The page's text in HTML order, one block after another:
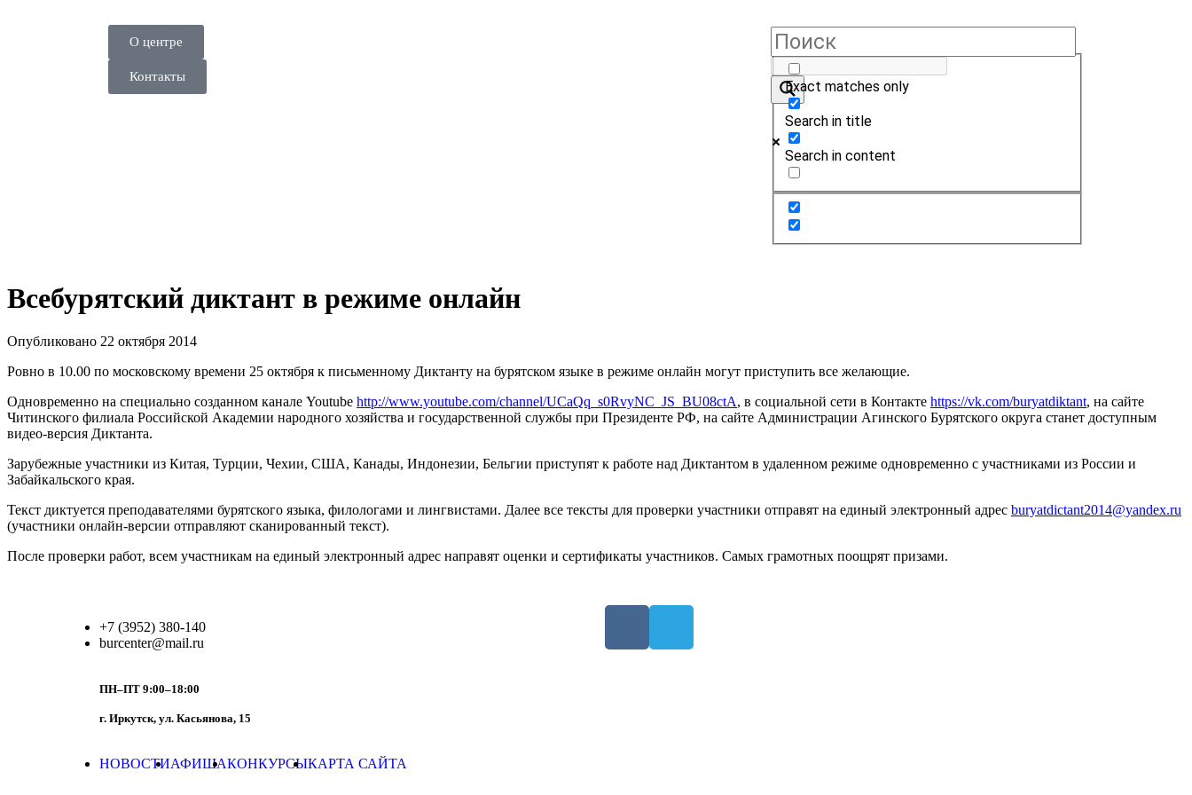
О центре
Контакты
Exact matches only
Search in title
Search in content
Всебурятский диктант в режиме онлайн
Опубликовано 22 октября 2014
Ровно в 10.00 по московскому времени 25 октября к письменному Диктанту на бурятском языке в режиме онлайн могут приступить все желающие.
Одновременно на специально созданном канале Youtube http://www.youtube.com/channel/UCaQq_s0RvyNC_JS_BU08ctA, в социальной сети в Контакте https://vk.com/buryatdiktant, на сайте
Читинского филиала Российской Академии народного хозяйства и государственной службы при Президенте РФ, на сайте Администрации Агинского Бурятского округа станет доступным
видео-версия Диктанта.
Зарубежные участники из Китая, Турции, Чехии, США, Канады, Индонезии, Бельгии приступят к работе над Диктантом в удаленном режиме одновременно с участниками из России и
Забайкальского края.
Текст диктуется преподавателями бурятского языка, филологами и лингвистами. Далее все тексты для проверки участники отправят на единый электронный адрес buryatdictant2014@yandex.ru
(участники онлайн-версии отправляют сканированный текст).
После проверки работ, всем участникам на единый электронный адрес направят оценки и сертификаты участников. Самых грамотных поощрят призами.
+7 (3952) 380-140
burcenter@mail.ru
ПН–ПТ 9:00–18:00
г. Иркутск, ул. Касьянова, 15
НОВОСТИАФИШАКОНКУРСЫКАРТА САЙТА